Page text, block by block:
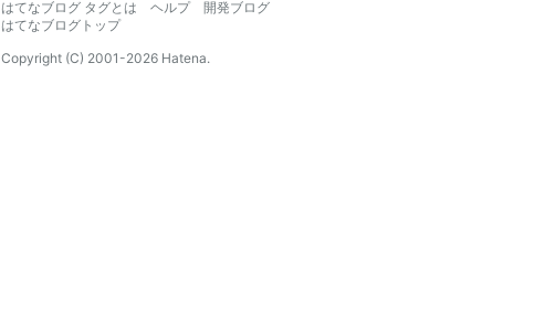
はてなブログ タグとは
ヘルプ
開発ブログ
はてなブログトップ
Copyright (C) 2001-2026 Hatena.